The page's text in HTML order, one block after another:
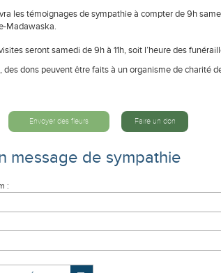
les témoignages de sympathie à compter de 9h
Madawaska.
seront samedi de 9h à 11h, soit l’heure des
des dons peuvent être faits à un organisme de charité
Envoyer des fleurs Faire un don
message de sympathie
: